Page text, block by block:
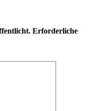
Erforderliche